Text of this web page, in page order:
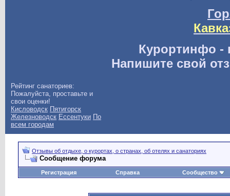
Курортинфо -
Напишите свой
Рейтинг санаториев:
Пожалуйста, проставьте и
свои оценки!
Кисловодск Пятигорск
Железноводск Ессентуки По
всем городам
Отзывы об отдыхе, о курортах, о странах, об отелях и санаториях
Сообщение форума
Регистрация Справка Сообщество